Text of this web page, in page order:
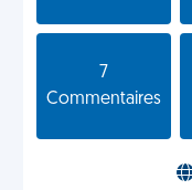
7
Commentaires